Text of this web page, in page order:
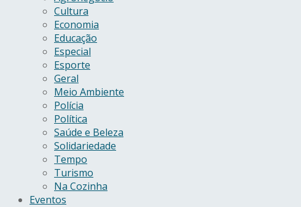
Cultura
Economia
Educação
Especial
Esporte
Geral
Meio Ambiente
Polícia
Política
Saúde e Beleza
Solidariedade
Tempo
Turismo
Na Cozinha
Eventos